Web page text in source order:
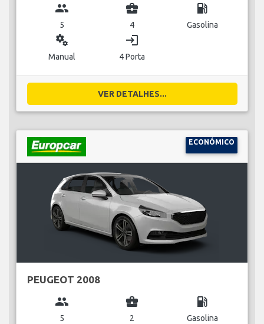
group
5
business_center
4
local_gas_station
Gasolina
miscellaneous_services
Manual
login
4 Porta
VER DETALHES...
ECONÓMICO
PEUGEOT 2008
group
5
business_center
2
local_gas_station
Gasolina